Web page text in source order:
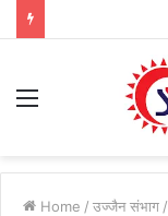
Menu
Home / उज्जैन संभाग /